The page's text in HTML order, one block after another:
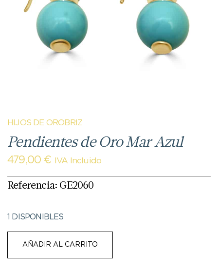
HIJOS DE OROBRIZ
Pendientes de Oro Mar Azul
479,00 € IVA Incluido
Referencia: GE2060
1 DISPONIBLES
AÑADIR AL CARRITO